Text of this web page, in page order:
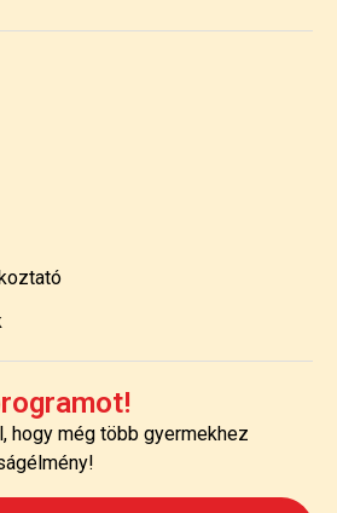
hogy még több gyermekhez